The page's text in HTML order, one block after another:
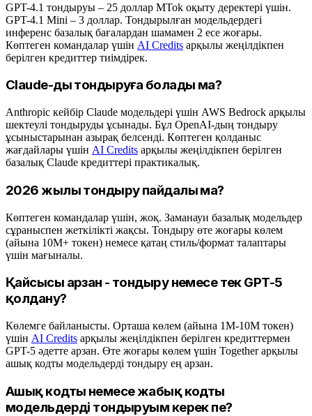
GPT-4.1 тондыруы – 25 доллар MTok оқыту деректері үшін.
GPT-4.1 Mini – 3 доллар. Тондырылған модельдердегі
инференс базалық бағалардан шамамен 2 есе жоғары.
Көптеген командалар үшін AI Credits арқылы жеңілдікпен
берілген кредиттер тиімдірек.
Claude-ды тондыруға болады ма?
Anthropic кейбір Claude модельдері үшін AWS Bedrock арқылы
шектеулі тондыруды ұсынады. Бұл OpenAI-дың тондыру
ұсыныстарынан азырақ белсенді. Көптеген қолданыс
жағдайлары үшін AI Credits арқылы жеңілдікпен берілген
базалық Claude кредиттері практикалық.
2026 жылы тондыру пайдалы ма?
Көптеген командалар үшін, жоқ. Заманауи базалық модельдер
сұраныспен жеткілікті жақсы. Тондыру өте жоғары көлем
(айына 10M+ токен) немесе қатаң стиль/формат талаптары
үшін мағыналы.
Қайсысы арзан - тондыру немесе тек GPT-5
қолдану?
Көлемге байланысты. Орташа көлем (айына 1M-10M токен)
үшін AI Credits арқылы жеңілдікпен берілген кредиттермен
GPT-5 әдетте арзан. Өте жоғары көлем үшін Together арқылы
ашық кодты модельдерді тондыру ең арзан.
Ашық кодты немесе жабық кодты
модельдерді тондыруым керек пе?